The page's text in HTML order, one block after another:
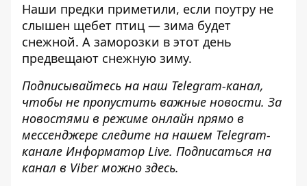
Наши предки приметили, если поутру не
слышен щебет птиц — зима будет
снежной. А заморозки в этот день
предвещают снежную зиму.
Подписывайтесь на наш Telegram-канал,
чтобы не пропустить важные новости. За
новостями в режиме онлайн прямо в
мессенджере следите на нашем Telegram-
канале Информатор Live. Подписаться на
канал в Viber можно здесь.